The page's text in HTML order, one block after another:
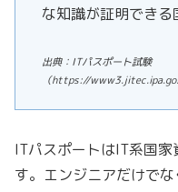
な知識が証明できる
出典：ITパスポート試験
（https://
ITパスポートはIT系国
す。エンジニアだけで